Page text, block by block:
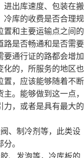
进出库速度、包装在搬
冷库的收费是否合理规
置和主要运输点之间的
路是否畅通和是否需要
通行证的路都会增加
的，所服务的地区也
置，应该能够随着不断
。能够做到这一点，
，或者是具有最大的
、制冷剂等，此类设
。